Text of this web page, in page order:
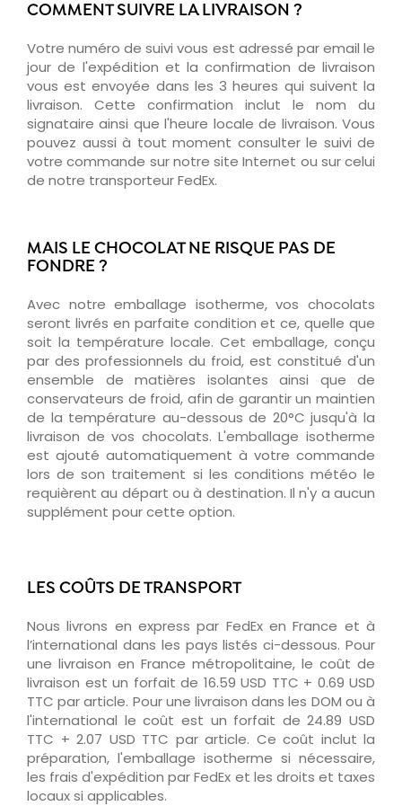
COMMENT SUIVRE LA LIVRAISON ?
Votre numéro de suivi vous est adressé par email le
jour de l'expédition et la confirmation de livraison
vous est envoyée dans les 3 heures qui suivent la
livraison. Cette confirmation inclut le nom du
signataire ainsi que l'heure locale de livraison. Vous
pouvez aussi à tout moment consulter le suivi de
votre commande sur notre site Internet ou sur celui
de notre transporteur FedEx.
MAIS LE CHOCOLAT NE RISQUE PAS DE
FONDRE ?
Avec notre emballage isotherme, vos chocolats
seront livrés en parfaite condition et ce, quelle que
soit la température locale. Cet emballage, conçu
par des professionnels du froid, est constitué d'un
ensemble de matières isolantes ainsi que de
conservateurs de froid, afin de garantir un maintien
de la température au-dessous de 20°C jusqu'à la
livraison de vos chocolats. L'emballage isotherme
est ajouté automatiquement à votre commande
lors de son traitement si les conditions météo le
requièrent au départ ou à destination. Il n'y a aucun
supplément pour cette option.
LES COÛTS DE TRANSPORT
Nous livrons en express par FedEx en France et à
l’international dans les pays listés ci-dessous. Pour
une livraison en France métropolitaine, le coût de
livraison est un forfait de 16.59 USD TTC + 0.69 USD
TTC par article. Pour une livraison dans les DOM ou à
l'international le coût est un forfait de 24.89 USD
TTC + 2.07 USD TTC par article. Ce coût inclut la
préparation, l'emballage isotherme si nécessaire,
les frais d'expédition par FedEx et les droits et taxes
locaux si applicables.